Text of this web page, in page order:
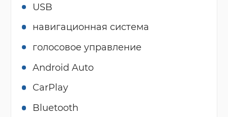
USB
навигационная система
голосовое управление
Android Auto
CarPlay
Bluetooth